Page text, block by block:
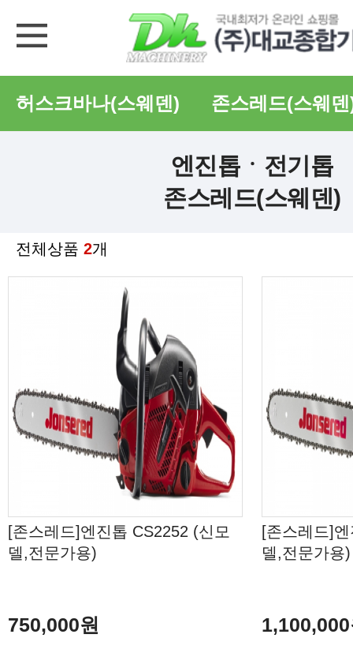
허스크바나(스웨덴) 존스레드(스웨
엔진톱ㆍ전기톱
존스레드(스웨덴)
전체상품 2개
[존스레드]엔진톱 CS2252 (신모
델,전문가용)
750,000원
[존스레드]
델,전문가용)